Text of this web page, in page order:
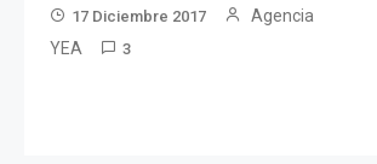
17 Diciembre 2017
Agencia
YEA
3